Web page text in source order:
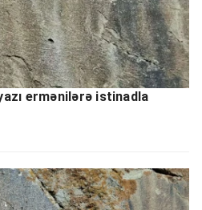
ermənilərə istinadla